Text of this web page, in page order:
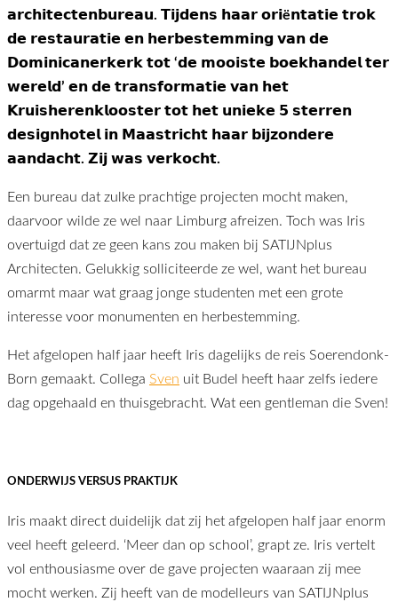
𝗮𝗿𝗰𝗵𝗶𝘁𝗲𝗰𝘁𝗲𝗻𝗯𝘂𝗿𝗲𝗮𝘂. 𝗧𝗶𝗷𝗱𝗲𝗻𝘀 𝗵𝗮𝗮𝗿 𝗼𝗿𝗶ë𝗻𝘁𝗮𝘁𝗶𝗲 𝘁𝗿𝗼𝗸
𝗱𝗲 𝗿𝗲𝘀𝘁𝗮𝘂𝗿𝗮𝘁𝗶𝗲 𝗲𝗻 𝗵𝗲𝗿𝗯𝗲𝘀𝘁𝗲𝗺𝗺𝗶𝗻𝗴 𝘃𝗮𝗻 𝗱𝗲
𝗗𝗼𝗺𝗶𝗻𝗶𝗰𝗮𝗻𝗲𝗿𝗸𝗲𝗿𝗸 𝘁𝗼𝘁 ‘𝗱𝗲 𝗺𝗼𝗼𝗶𝘀𝘁𝗲 𝗯𝗼𝗲𝗸𝗵𝗮𝗻𝗱𝗲𝗹 𝘁𝗲𝗿
𝘄𝗲𝗿𝗲𝗹𝗱’ 𝗲𝗻 𝗱𝗲 𝘁𝗿𝗮𝗻𝘀𝗳𝗼𝗿𝗺𝗮𝘁𝗶𝗲 𝘃𝗮𝗻 𝗵𝗲𝘁
𝗞𝗿𝘂𝗶𝘀𝗵𝗲𝗿𝗲𝗻𝗸𝗹𝗼𝗼𝘀𝘁𝗲𝗿 𝘁𝗼𝘁 𝗵𝗲𝘁 𝘂𝗻𝗶𝗲𝗸𝗲 𝟱 𝘀𝘁𝗲𝗿𝗿𝗲𝗻
𝗱𝗲𝘀𝗶𝗴𝗻𝗵𝗼𝘁𝗲𝗹 𝗶𝗻 𝗠𝗮𝗮𝘀𝘁𝗿𝗶𝗰𝗵𝘁 𝗵𝗮𝗮𝗿 𝗯𝗶𝗷𝘇𝗼𝗻𝗱𝗲𝗿𝗲
𝗮𝗮𝗻𝗱𝗮𝗰𝗵𝘁. 𝗭𝗶𝗷 𝘄𝗮𝘀 𝘃𝗲𝗿𝗸𝗼𝗰𝗵𝘁.
Een bureau dat zulke prachtige projecten mocht maken,
daarvoor wilde ze wel naar Limburg afreizen. Toch was Iris
overtuigd dat ze geen kans zou maken bij SATIJNplus
Architecten. Gelukkig solliciteerde ze wel, want het bureau
omarmt maar wat graag jonge studenten met een grote
interesse voor monumenten en herbestemming.
Het afgelopen half jaar heeft Iris dagelijks de reis Soerendonk-
Born gemaakt. Collega Sven uit Budel heeft haar zelfs iedere
dag opgehaald en thuisgebracht. Wat een gentleman die Sven!
ONDERWIJS VERSUS PRAKTIJK
Iris maakt direct duidelijk dat zij het afgelopen half jaar enorm
veel heeft geleerd. ‘Meer dan op school’, grapt ze. Iris vertelt
vol enthousiasme over de gave projecten waaraan zij mee
mocht werken. Zij heeft van de modelleurs van SATIJNplus